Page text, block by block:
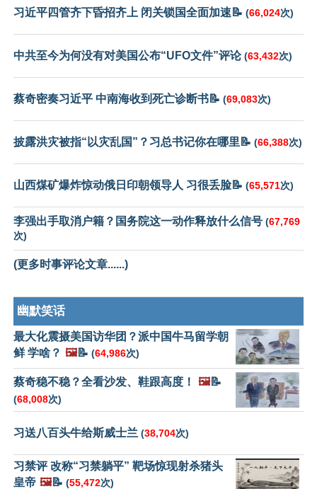
习近平四管齐下昏招齐上 闭关锁国全面加速📝 (66,024次)
中共至今为何没有对美国公布“UFO文件”评论(63,432次)
蔡奇密奏习近平 中南海收到死亡诊断书📝 (69,083次)
披露洪灾被指“以灾乱国”？习总书记你在哪里📝 (66,388次)
山西煤矿爆炸惊动俄日印朝领导人 习很丢脸📝 (65,571次)
李强出手取消户籍？国务院这一动作释放什么信号 (67,769
次)
(更多时事评论文章......)
幽默笑话
最大化震摄美国访华团？派中国牛马留学朝
鲜 学啥？ 🖼️📝 (64,986次)
蔡奇稳不稳？全看沙发、鞋跟高度！ 🖼️📝
(68,008次)
习送八百头牛给斯威士兰 (38,704次)
习禁评 改称“习禁躺平” 靶场惊现射杀猪头
皇帝 🖼️📝 (55,472次)